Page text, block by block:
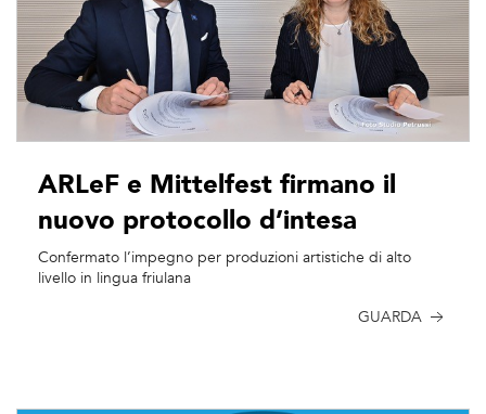
ARLeF e Mittelfest firmano il
nuovo protocollo d’intesa
Confermato l’impegno per produzioni artistiche di alto
livello in lingua friulana
GUARDA